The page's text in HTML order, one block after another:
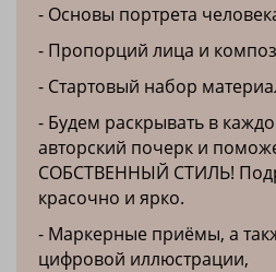
- Основы портрета
- Пропорций лица и
- Стартовый набор
- Будем раскрывать в
авторский почерк и
СОБСТВЕННЫЙ СТИЛЬ!
красочно и ярко.
- Маркерные приёмы, а
цифровой иллюстрации,